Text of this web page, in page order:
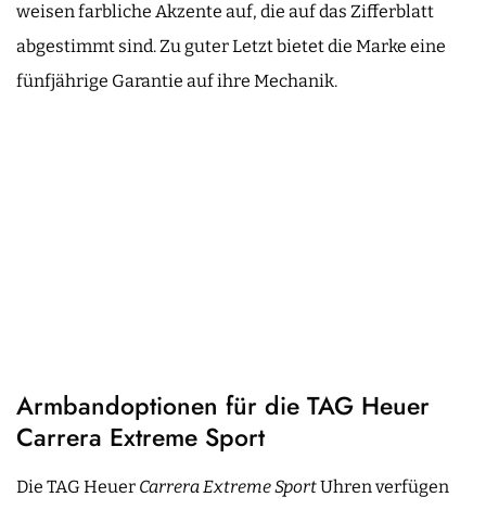
weisen farbliche Akzente auf, die auf das Zifferblatt
abgestimmt sind. Zu guter Letzt bietet die Marke eine
fünfjährige Garantie auf ihre Mechanik.
Armbandoptionen für die TAG Heuer
Carrera Extreme Sport
Die TAG Heuer Carrera Extreme SportUhren verfügen